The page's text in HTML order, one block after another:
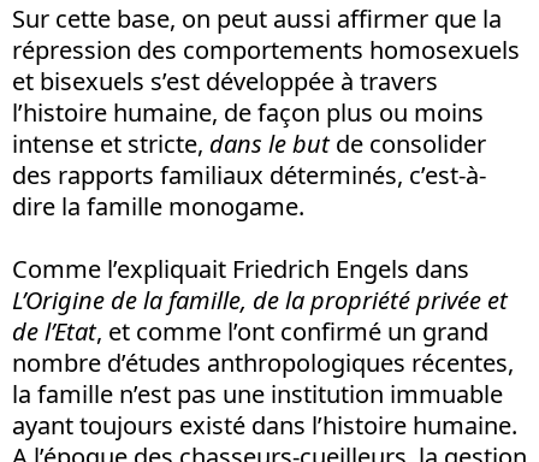
Sur cette base, on peut aussi affirmer que la
répression des comportements homosexuels
et bisexuels s’est développée à travers
l’histoire humaine, de façon plus ou moins
intense et stricte, dans le butde consolider
des rapports familiaux déterminés, c’est-à-
dire la famille monogame.
Comme l’expliquait Friedrich Engels dans
L’Origine de la famille, de la propriété privée et
de l’Etat, et comme l’ont confirmé un grand
nombre d’études anthropologiques récentes,
la famille n’est pas une institution immuable
ayant toujours existé dans l’histoire humaine.